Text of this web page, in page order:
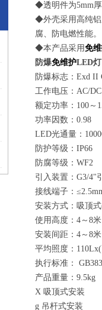
◆透明件为5mm
◆外壳采用高纯铝
腐、防电燃性能。
◆本产品采用免
防爆免维护LED灯
防爆标志：Exd II
工作电压：AC/
额定功率：100～
功率因数：0.98
LED光通量：
防护等级：IP66
防腐等级：WF2
引入装置：G3/4"
接线端子：
安装方式：吸顶
使用高度：4～8米
安装间距：4～8米
平均照度：
执行标准：
产品重量：9.5kg
X 吸顶式安装
g 吊杆式安装